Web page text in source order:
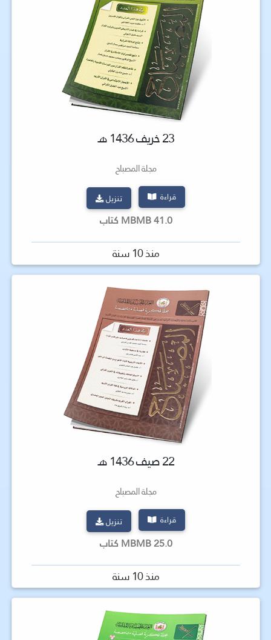
23 خريف 1436 هـ
مجلة المصباح
قراءة تنزيل
41.0 MBMB كتاب
منذ 10 سنة
22 صيف 1436 هـ
مجلة المصباح
قراءة تنزيل
25.0 MBMB كتاب
منذ 10 سنة